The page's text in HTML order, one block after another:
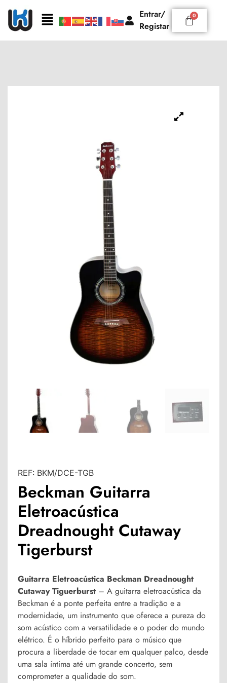
Entrar/
Registar
REF: BKM/DCE-TGB
Beckman Guitarra
Eletroacústica
Dreadnought Cutaway
Tigerburst
Guitarra Eletroacústica Beckman Dreadnought
Cutaway Tiguerburst – A guitarra eletroacústica da
Beckman é a ponte perfeita entre a tradição e a
modernidade, um instrumento que oferece a pureza do
som acústico com a versatilidade e o poder do mundo
elétrico. É o híbrido perfeito para o músico que
procura a liberdade de tocar em qualquer palco, desde
uma sala íntima até um grande concerto, sem
comprometer a qualidade do som.